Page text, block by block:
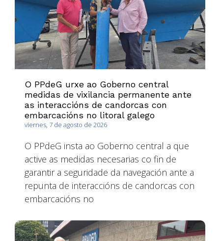
O PPdeG urxe ao Goberno central
medidas de vixilancia permanente ante
as interaccións de candorcas con
embarcacións no litoral galego
viernes, 7 de agosto de 2026
O PPdeG insta ao Goberno central a que
active as medidas necesarias co fin de
garantir a seguridade da navegación ante a
repunta de interaccións de candorcas con
embarcacións no